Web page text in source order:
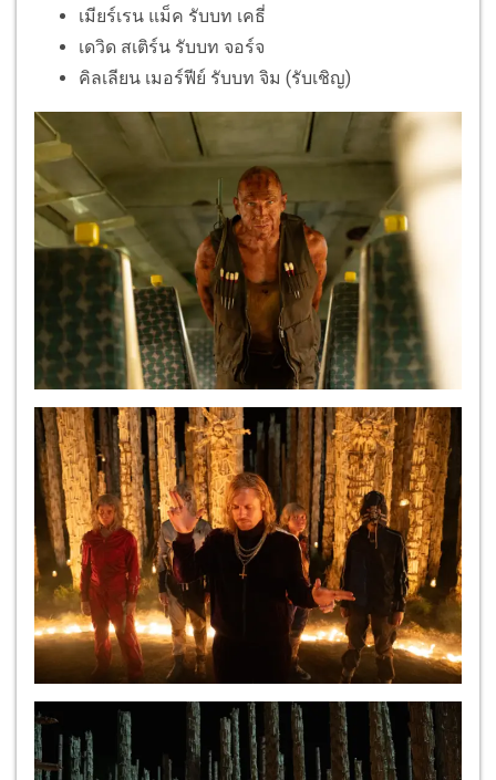
เมียร์เรน แม็ค รับบท เคธี่
เดวิด สเติร์น รับบท จอร์จ
คิลเลียน เมอร์ฟีย์ รับบท จิม (รับเชิญ)